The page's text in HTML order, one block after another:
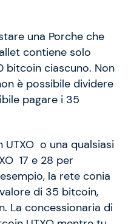
una Porche che
contiene solo
bitcoin ciascuno. Non
è possibile dividere
pagare i 35
o una qualsiasi
17 e 28 per
la rete conia
di 35 bitcoin,
La concessionaria di